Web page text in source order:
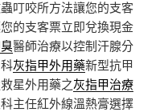
叮咬所方法讓您的支客
的支客票立即兌換現金
醫師治療以控制汗腺分
灰指甲外用藥新型抗甲
星外用藥之灰指甲治療
主任紅外線溫熱膏選擇